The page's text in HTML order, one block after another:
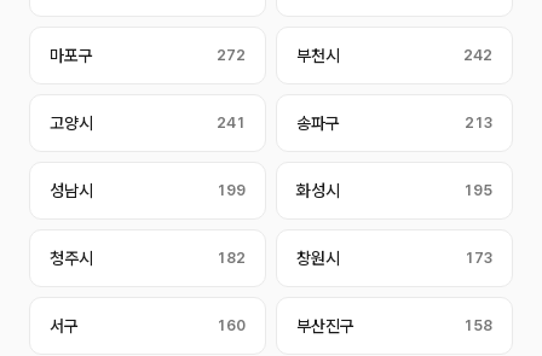
마포구 272 부천시 242
고양시 241 송파구 213
성남시 199 화성시 195
청주시 182 창원시 173
서구 160 부산진구 158